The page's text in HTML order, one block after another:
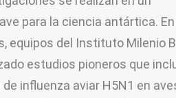
para la ciencia antártica.
equipos del Instituto Milenio
estudios pioneros que
influenza aviar H5N1 en